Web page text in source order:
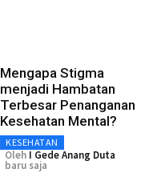
Mengapa Stigma
menjadi Hambatan
Terbesar Penanganan
Kesehatan Mental?
KESEHATAN
Oleh I Gede Anang Duta
baru saja